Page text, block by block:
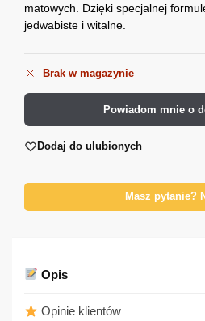
matowych. Dzięki specjalnej
jedwabiste i witalne.
Brak w magazynie
Powiadom mnie o
Dodaj do ulubionych
Masz pytanie?
Opis
Opinie klientów